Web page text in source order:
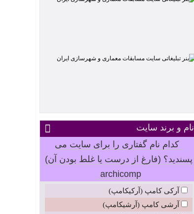
نام و برند سایت
کدام نام گفتاری را برای سایت می
پسندید؟ (فارغ از درست یا غلط بودن آن)
archicomp
آرکی کامپ (آرکیکامپ)
آرشی کامپ (آرشیکامپ)